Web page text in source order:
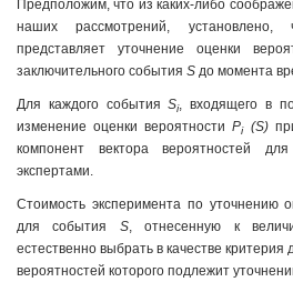
Предположим, что из каких-либо
наших рассмотрений,
представляет уточнение оценки
заключительного события S до момента
Для каждого событияSi, входящего в
изменение оценки вероятностиPi (S)
компонент вектора вероятностей
экспертами.
Стоимость эксперимента по уточнению
для события S, отнесенную к
естественно выбрать в качестве критерия
вероятностей которого подлежит